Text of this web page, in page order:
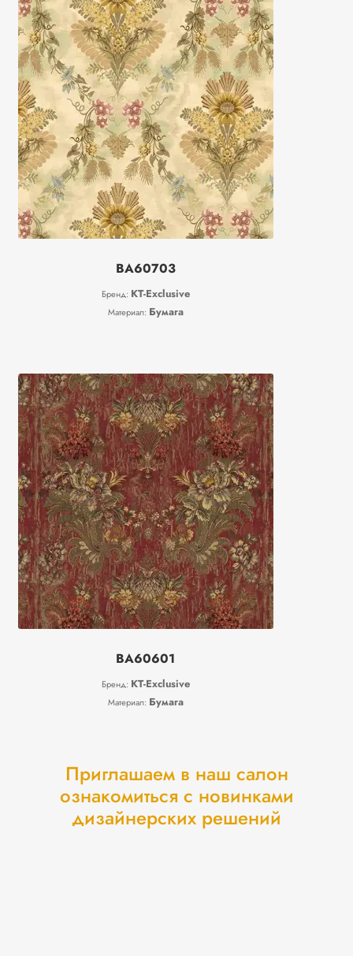
BA60703
Бренд: KT-Exclusive
Материал: Бумага
BA60601
Бренд: KT-Exclusive
Материал: Бумага
Приглашаем в наш салон
ознакомиться с новинками
дизайнерских решений